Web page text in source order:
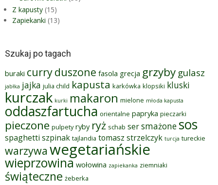
Z kapusty (15)
Zapiekanki (13)
Szukaj po tagach
buraki curryduszone fasola grecja grzyby gulasz
jabłka jajka julia child kapusta karkówka klopsiki kluski
kurczak kurki makaron mielone młoda kapusta
oddaszfartucha orientalne papryka pieczarki
pieczone pulpety ryby ryż schab sersmażone sos
spaghetti szpinak tajlandia tomasz strzelczyk turcja tureckie
warzywa wegetariańskie
wieprzowina wołowina zapiekanka ziemniaki
świąteczne żeberka